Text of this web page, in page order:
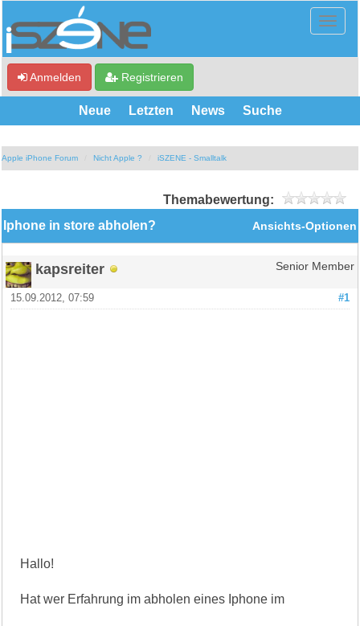
Anmelden Registrieren
Neue Letzten News Suche
Apple iPhone Forum Nicht Apple ? iSZENE - Smalltalk
Themabewertung:
Ansichts-Optionen
Iphone in store abholen?
kapsreiter Senior Member
#1
15.09.2012, 07:59
Hallo!
Hat wer Erfahrung im abholen eines Iphone im